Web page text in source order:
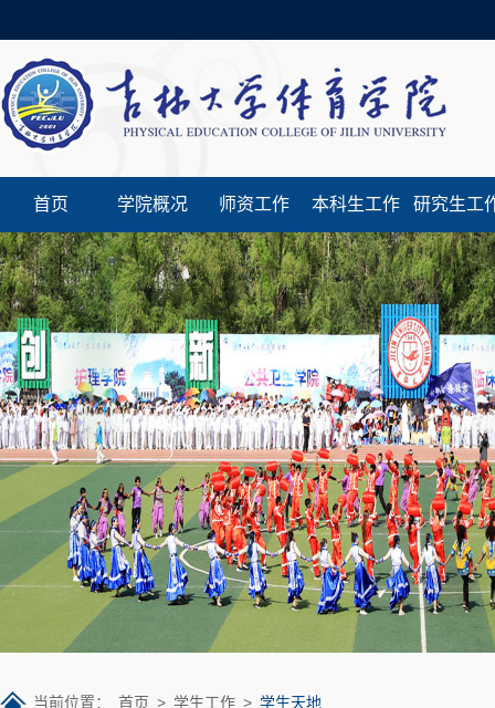
首页 学院概况 师资工作 本科生工作 研究生工
当前位置： 首页 > 学生工作 > 学生天地